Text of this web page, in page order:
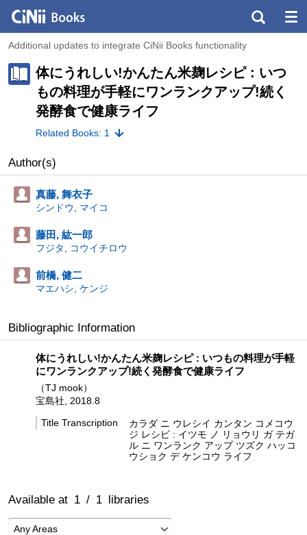
Additional updates to integrate CiNii Books functionality
体にうれしい!かんたん米麹レシピ : いつ
もの料理が手軽にワンランクアップ!続く
発酵食で健康ライフ
Related Books: 1
Author(s)
真藤, 舞衣子
シンドウ, マイコ
藤田, 紘一郎
フジタ, コウイチロウ
前橋, 健二
マエハシ, ケンジ
Bibliographic Information
体にうれしい!かんたん米麹レシピ : いつもの料理が手軽
にワンランクアップ!続く発酵食で健康ライフ
（TJ mook）
宝島社, 2018.8
Title Transcription
カラダ ニ ウレシイ カンタン コメコウ
ジ レシピ : イツモ ノ リョウリ ガ テガ
ル ニ ワンランク アップ ツズク ハッコ
ウショク デ ケンコウ ライフ
Available at 1 / 1 libraries
Any Areas